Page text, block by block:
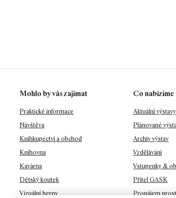
Mohlo by vás zajímat
Praktické informace
Návštěva
Knihkupectví a obchod
Knihovna
Kavárna
Dětský koutek
Vizuální herny
Co nabízíme
Aktuální výstavy
Plánované
Archiv výstav
Vzdělávání
Vstupenky &
Přítel GASK
Pronájem